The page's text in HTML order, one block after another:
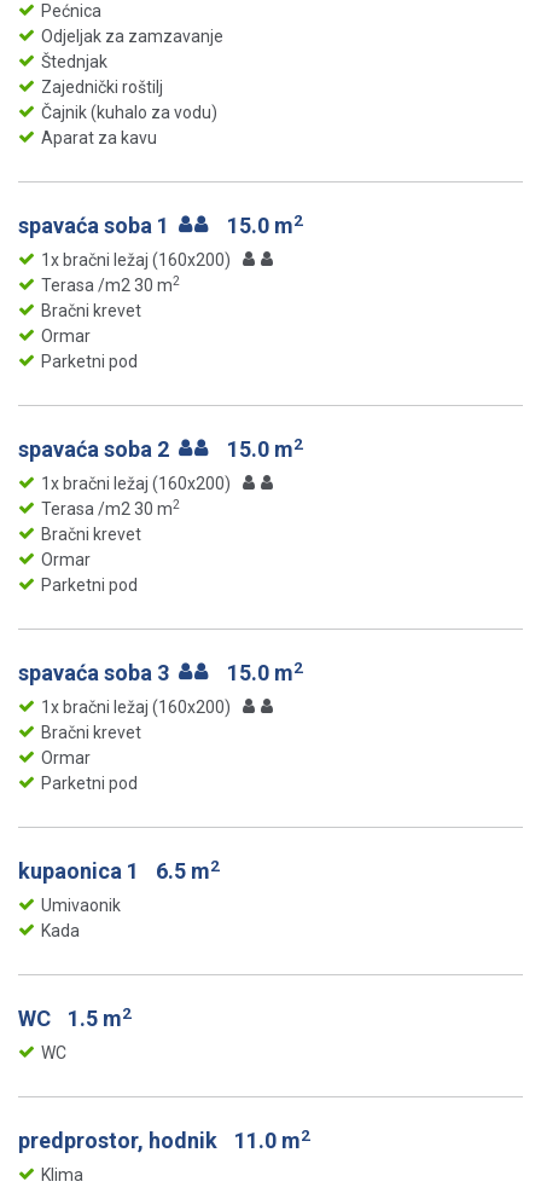
Pećnica
Odjeljak za zamzavanje
Štednjak
Zajednički roštilj
Čajnik (kuhalo za vodu)
Aparat za kavu
spavaća soba 1 15.0 m2
1x bračni ležaj (160x200)
Terasa /m2 30 m2
Bračni krevet
Ormar
Parketni pod
spavaća soba 2 15.0 m2
1x bračni ležaj (160x200)
Terasa /m2 30 m2
Bračni krevet
Ormar
Parketni pod
spavaća soba 3 15.0 m2
1x bračni ležaj (160x200)
Bračni krevet
Ormar
Parketni pod
kupaonica 1 6.5 m2
Umivaonik
Kada
WC 1.5 m2
WC
predprostor, hodnik 11.0 m2
Klima